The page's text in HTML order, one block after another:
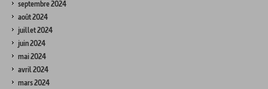
septembre 2024
août 2024
juillet 2024
juin 2024
mai 2024
avril 2024
mars 2024